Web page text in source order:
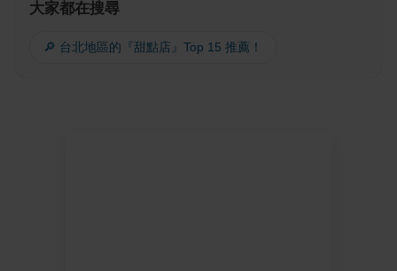
大家都在搜尋
🔎 台北地區的『甜點店』Top 15 推薦！